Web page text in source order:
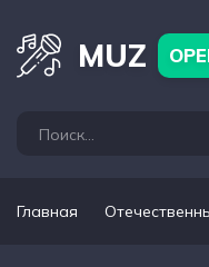
MUZ
Главная
артисты